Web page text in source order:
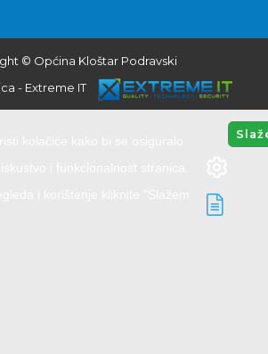
© Općina Kloštar Podravski
- Extreme IT